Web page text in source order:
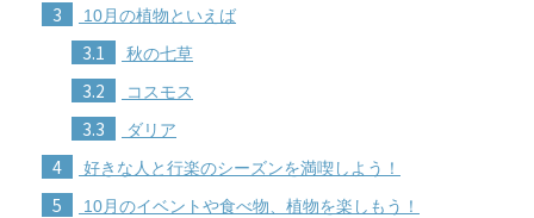
3 10月の植物といえば
3.1 秋の七草
3.2 コスモス
3.3 ダリア
4 好きな人と行楽のシーズンを満喫しよう！
5 10月のイベントや食べ物、植物を楽しもう！